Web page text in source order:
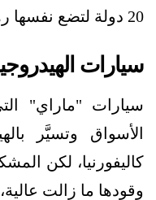
20 دولة لتضع نفسها رهينة دولتين، إحداهما روسيا.
سيارات
سيارات "ماراي"
الأسواق وتسيَّر
كاليفورنيا، لكن
وقودها ما زالت